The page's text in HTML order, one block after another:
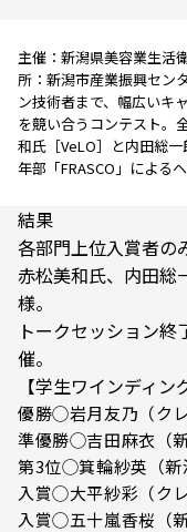
主催：新潟県美容業生活
所：新潟市産業振興セン
ン技術者まで、幅広いキ
を競い合うコンテスト。
和氏［VeLO］と内田総
年部「FRASCO」による
結果
各部門上位入賞者の
赤松美和氏、内田総
様。
トークセッション
催。
【学生ワインディン
優勝◯岩月友乃（ク
準優勝◯吉田麻衣（
第3位◯箕輪紗英（新
入賞◯大平紗彩（ク
入賞◯五十嵐香桜（